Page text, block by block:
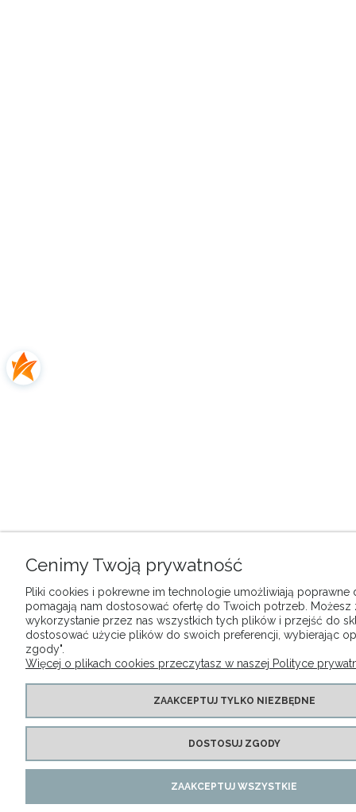
Cenimy Twoją prywatność
Pliki cookies i pokrewne im technologie umożliwiają poprawne
pomagają nam dostosować ofertę do Twoich potrzeb. Możesz
wykorzystanie przez nas wszystkich tych plików i przejść do
dostosować użycie plików do swoich preferencji, wybierając
zgody".
Więcej o plikach cookies przeczytasz w naszej Polityce
ZAAKCEPTUJ TYLKO NIEZBĘDNE
DOSTOSUJ ZGODY
ZAAKCEPTUJ WSZYSTKIE